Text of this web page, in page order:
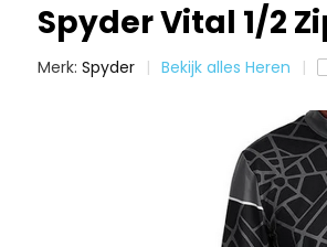
Spyder Vital 1/2
Merk: Spyder Bekijk alles Heren